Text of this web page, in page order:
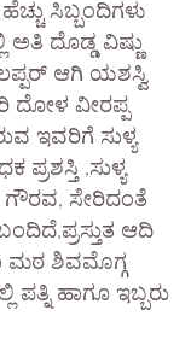
ಸಿಬ್ಬಂದಿಗಳು
ಅತಿ ದೊಡ್ಡ ವಿಷ್ಣು
ಆಗಿ ಯಶಸ್ವಿ
ದೋಳ ವೀರಪ್ಪ
ಇವರಿಗೆ ಸುಳ್ಯ
,ಸುಳ್ಯ
ಗೌರವ, ಸೇರಿದಂತೆ
ಆದಿ
ಮಠ ಶಿವಮೊಗ್ಗ
ಪತ್ನಿ ಹಾಗೂ ಇಬ್ಬರು